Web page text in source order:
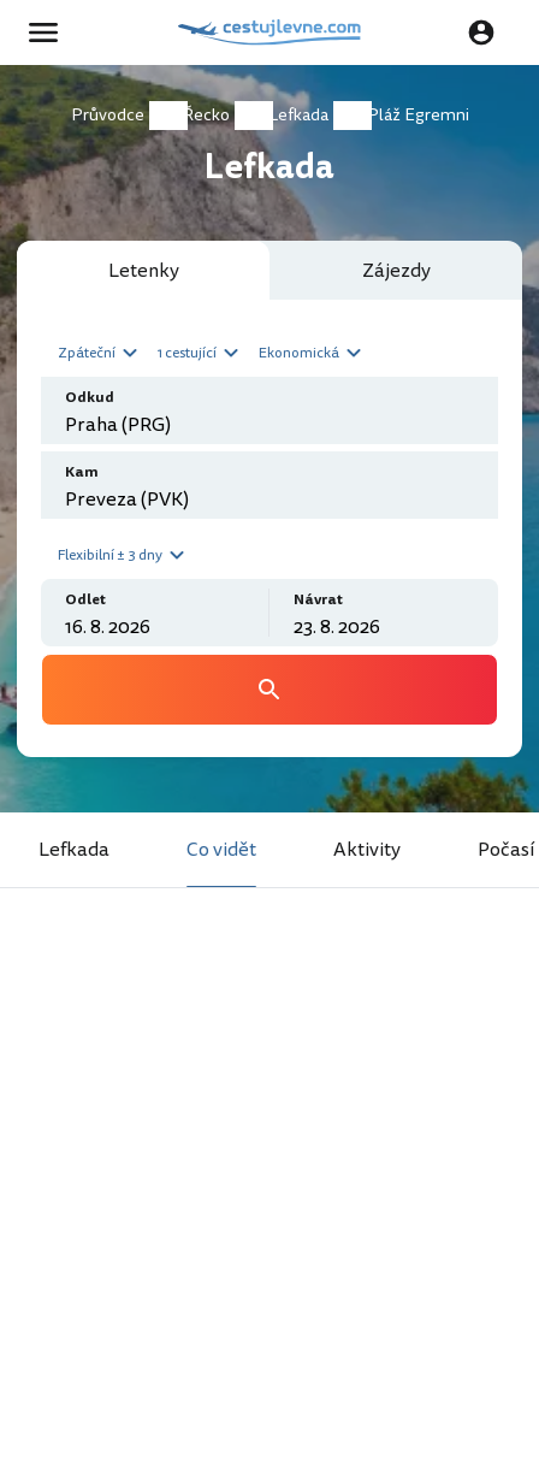
Průvodce Řecko Lefkada Pláž Egremni
Lefkada
Letenky Zájezdy
Zpáteční 1 cestující Ekonomická
Odkud
Kam
Flexibilní ± 3 dny
Odlet Návrat
Lefkada Co vidět Aktivity Počasí